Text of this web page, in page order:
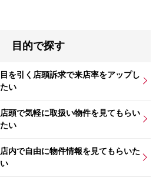
目的で探す
目を引く店頭訴求で来店率をアップし
たい
店頭で気軽に取扱い物件を見てもらい
たい
店内で自由に物件情報を見てもらいた
い